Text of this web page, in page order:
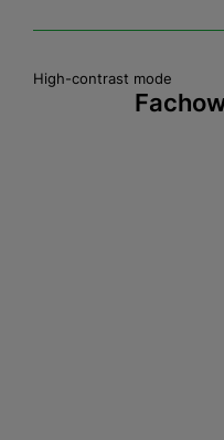
High-contrast mode